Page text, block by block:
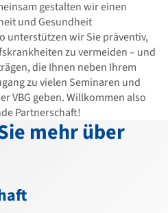
gestalten wir einen
und Gesundheit
unterstützen wir Sie präventiv,
zu vermeiden – und
die Ihnen neben Ihrem
zu vielen Seminaren und
VBG geben. Willkommen also
Partnerschaft!
mehr über